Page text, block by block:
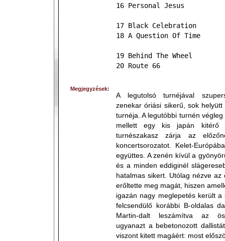
16 Personal Jesus
17 Black Celebration
18 A Question Of Time
19 Behind The Wheel
20 Route 66
Megjegyzések:
A legutolsó turnéjával
zenekar óriási sikerű, sok
turnéja. A legutóbbi turnén
mellett egy kis japán kitérő
turnészakasz zárja az
koncertsorozatot. Kelet-
együttes. A zenén kívül a
és a minden eddiginél
hatalmas sikert. Utólag nézve
erőltette meg magát, hiszen
igazán nagy meglepetés került
felcsendülő korábbi B-oldalas
Martin-dalt leszámítva az
ugyanazt a bebetonozott
viszont kitett magáért: most